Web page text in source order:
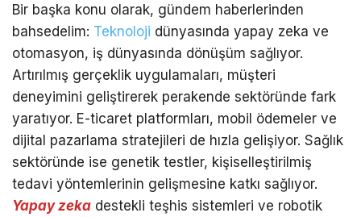
Bir başka konu olarak, gündem haberlerinden
bahsedelim: Teknoloji dünyasında yapay zeka ve
otomasyon, iş dünyasında dönüşüm sağlıyor.
Artırılmış gerçeklik uygulamaları, müşteri
deneyimini geliştirerek perakende sektöründe fark
yaratıyor. E-ticaret platformları, mobil ödemeler ve
dijital pazarlama stratejileri de hızla gelişiyor. Sağlık
sektöründe ise genetik testler, kişiselleştirilmiş
tedavi yöntemlerinin gelişmesine katkı sağlıyor.
Yapay zeka destekli teşhis sistemleri ve robotik